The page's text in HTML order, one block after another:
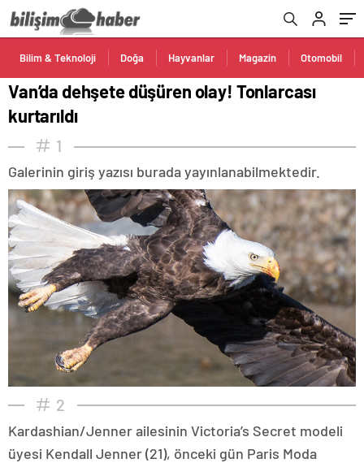
Bilim & Teknoloji Doğa Hayvanlar Magazin Otomobil
Van’da dehşete düşüren olay! Tonlarcası
kurtarıldı
1
Galerinin giriş yazısı burada yayınlanabilmektedir.
2
Kardashian/Jenner ailesinin Victoria’s Secret modeli
üyesi Kendall Jenner (21), önceki gün Paris Moda